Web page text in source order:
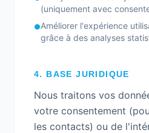
(uniquement avec
●Améliorer l'expérience
grâce à des analyses
4. BASE JURIDIQUE
Nous traitons vos
votre consentement
les contacts) ou de